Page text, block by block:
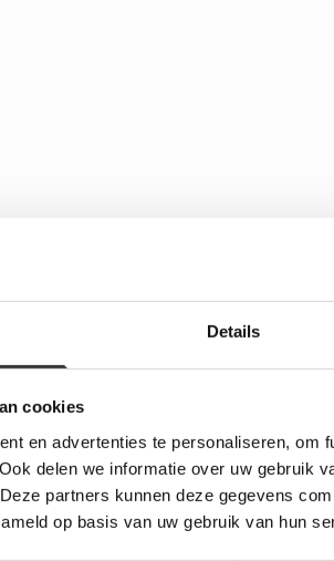
Details
cookies
en advertenties te personaliseren, om
delen we informatie over uw gebruik
partners kunnen deze gegevens
op basis van uw gebruik van hun